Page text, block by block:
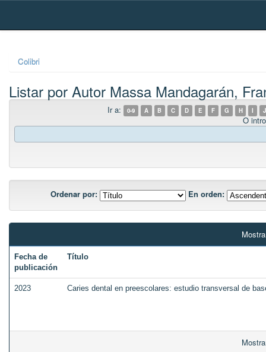
Skip
Colibri
Listar por Autor Massa Mandagarán,
Ir a: 0-9 A B C D E F G H I J
O
Ordenar por: En orden:
Fecha de
publicación
Título
2023 Caries dental en preescolares: estudio transversal de